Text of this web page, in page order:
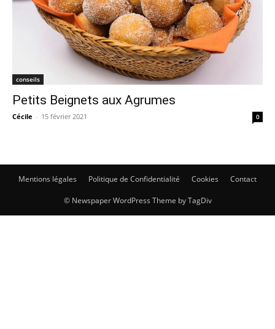
conseils
Petits Beignets aux Agrumes
Cécile - 15 février 2021 0
Mentions légales Politique de Confidentialité Cookies Contact
© Newspaper WordPress Theme by TagDiv